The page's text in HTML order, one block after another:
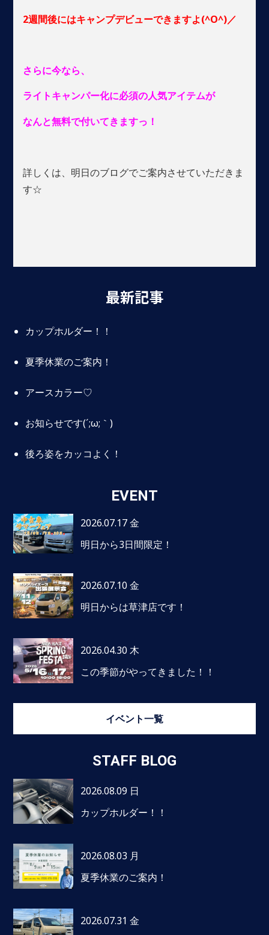
2週間後にはキャンプデビューできますよ(^O^)／
さらに今なら、
ライトキャンパー化に必須の人気アイテムが
なんと無料で付いてきますっ！
詳しくは、明日のブログでご案内させていただきま
す☆
最新記事
カップホルダー！！
夏季休業のご案内！
アースカラー♡
お知らせです(´;ω;｀)
後ろ姿をカッコよく！
EVENT
2026.07.17 金
明日から3日間限定！
2026.07.10 金
明日からは草津店です！
2026.04.30 木
この季節がやってきました！！
イベント一覧
STAFF BLOG
2026.08.09 日
カップホルダー！！
2026.08.03 月
夏季休業のご案内！
2026.07.31 金